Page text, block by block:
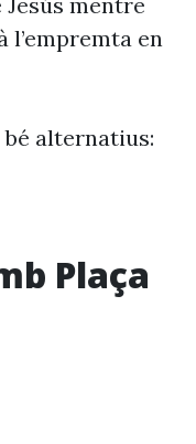
l’empremta en
alternatius:
Plaça